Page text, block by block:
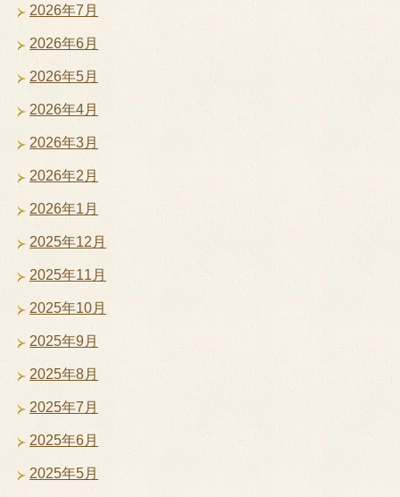
2026年7月
2026年6月
2026年5月
2026年4月
2026年3月
2026年2月
2026年1月
2025年12月
2025年11月
2025年10月
2025年9月
2025年8月
2025年7月
2025年6月
2025年5月